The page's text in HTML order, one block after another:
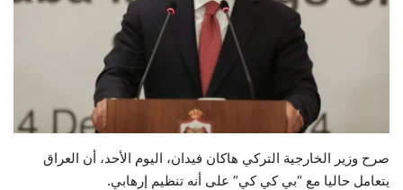
حياة
صرح وزير الخارجية التركي هاكان فيدان، اليوم الأحد، أن العراق
يتعامل حاليا مع “بي كي كي” على أنه تنظيم إرهابي.